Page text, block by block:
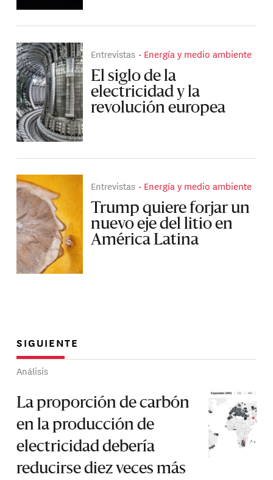
Entrevistas Energía y medio ambiente
El siglo de la
electricidad y la
revolución europea
Entrevistas Energía y medio ambiente
Trump quiere forjar un
nuevo eje del litio en
América Latina
SIGUIENTE
Análisis
La proporción de carbón
en la producción de
electricidad debería
reducirse diez veces más